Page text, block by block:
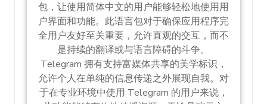
包，让使用简体中文的用户能够轻松地使用用
户界面和功能。此语言包对于确保应用程序完
全用户友好至关重要，允许直观的交互，而不
是持续的翻译或与语言障碍的斗争。
Telegram 拥有支持富媒体共享的美学标识，
允许个人在单纯的信息传递之外展现自我。对
于在专业环境中使用 Telegram 的用户来说，